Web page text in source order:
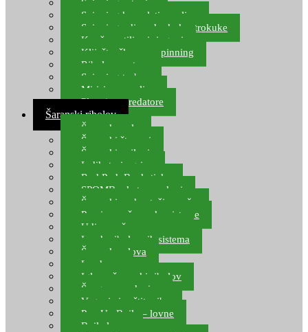
Spinning setovi
Spinning kompleti varalica
Spinning udice, dvokuke, trokuke
Kopče, vrtilice i ringovi
Kliješta, škare za spinning
Ribolov pastrve
Spinning torbe
Mirisi za varalice
Plovci za predatore
Šaranski ribolov
Šaranske role
Šaranski štapovi
Šaranski najloni
Indikatori ugriza
Rod Pod, Banksticks
SPOMB rakete, markeri
Šaranski podmetači, mreže
Pernice za šaranske sisteme
Udice za šarana, amura
Izrada ribolovnih sistema
Šaranska olova
Leadcore
Igle za šaranski ribolov
Špage, upredenice
Vaganje i zaštita ribe
Pop Up Boile – lovne
Boile lovne